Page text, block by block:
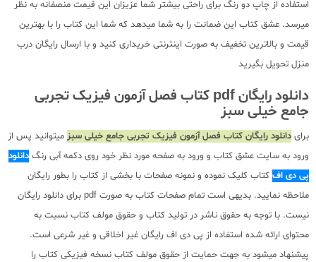
استفاده از چاپ دو رنگ برای راحتی بیشتر شما عزیزان این قیمت منصفانه به نظر
میرسد. عشق کتاب این ضمانت را به شما میدهد که شما این کتاب را با بهترین
قیمت و بالاترین تخفیف به صورت اینترنتی خریداری کنید و با ارسال رایگان درب
منزل تحویل بگیرید
دانلود رایگان pdf کتاب فصل آزمون فیزیک تجربی
جامع خیلی سبز
برای دانلود رایگان کتاب فصل آزمون فیزیک تجربی جامع خیلی سبز میتوانید پس از
ورود به سایت عشق کتاب و ورود به صفحه مورد نظر خود روی دکمه آبی رنگ دانلود
پی دی اف کتاب کلیک نموده و نمونه صفحات با بخشی از کتاب را بطور رایگان
ملاحظه نمایید. بدیهی است تمام صفحات کتاب به صورت pdf برای دانلود رایگان
نیست. با توجه به حقوق ناشر در تولید کتاب و حقوق مولف کتاب نسبت به
محتوای ارائه شده استفاده از پی دی اف رایگان غیر اخلاقی و غیر شرعی است.
پیشنهاد میشود به جهت حمایت از حقوق مولف کتاب نسخه فیزیکی کتاب را